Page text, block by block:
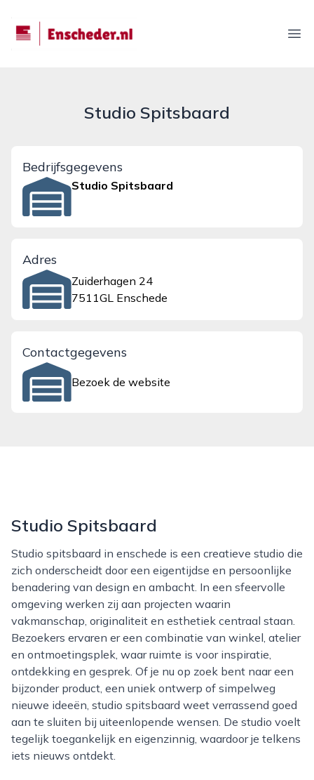
enscheder.nl
Studio Spitsbaard
Bedrijfsgegevens
Studio Spitsbaard
Adres
Zuiderhagen 24
7511GL Enschede
Contactgegevens
Bezoek de website
Studio Spitsbaard
Studio spitsbaard in enschede is een creatieve studio die
zich onderscheidt door een eigentijdse en persoonlijke
benadering van design en ambacht. In een sfeervolle
omgeving werken zij aan projecten waarin
vakmanschap, originaliteit en esthetiek centraal staan.
Bezoekers ervaren er een combinatie van winkel, atelier
en ontmoetingsplek, waar ruimte is voor inspiratie,
ontdekking en gesprek. Of je nu op zoek bent naar een
bijzonder product, een uniek ontwerp of simpelweg
nieuwe ideeën, studio spitsbaard weet verrassend goed
aan te sluiten bij uiteenlopende wensen. De studio voelt
tegelijk toegankelijk en eigenzinnig, waardoor je telkens
iets nieuws ontdekt.